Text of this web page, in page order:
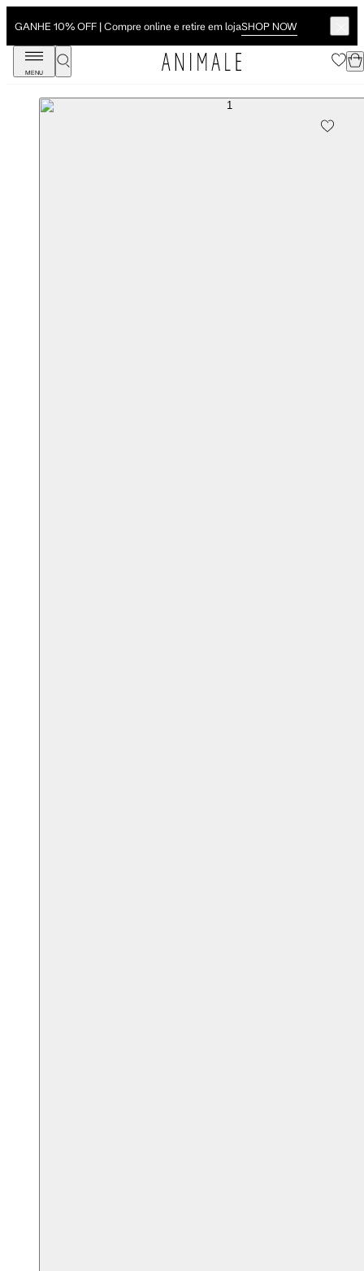
GANHE 10% OFF | Compre online e retire em lojaSHOP NOW
MENU